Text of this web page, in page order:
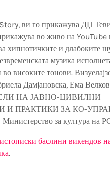
ви го прикажува ДЏ
во живо на
хипнотичките и длабоките
музика
високите тонови.
Дамјановска, Ема
НА ЈАВНО-ЦИВИЛНИ
И ПРАКТИКИ ЗА КО-
за култура на
баслини викендов
.